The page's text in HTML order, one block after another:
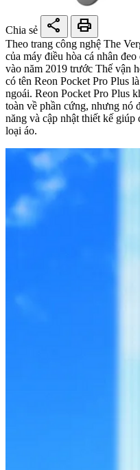
Chia sẻ share print
Theo trang công nghệ The
của máy điều hòa cá nhân
vào năm 2019 trước Thế vận
có tên Reon Pocket Pro Plus
ngoái. Reon Pocket Pro Plus
toàn về phần cứng, nhưng nó
năng và cập nhật thiết kế
loại áo.